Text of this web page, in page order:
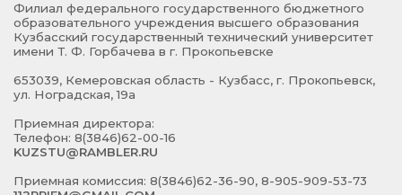
Филиал федерального государственного бюджетного
образовательного учреждения высшего образования
Кузбасский государственный технический университет
имени Т. Ф. Горбачева в г. Прокопьевске
653039, Кемеровская область - Кузбасс, г. Прокопьевск,
ул. Ноградская, 19а
Приемная директора:
Телефон: 8(3846)62-00-16
KUZSTU@RAMBLER.RU
Приемная комиссия: 8(3846)62-36-90, 8-905-909-53-73